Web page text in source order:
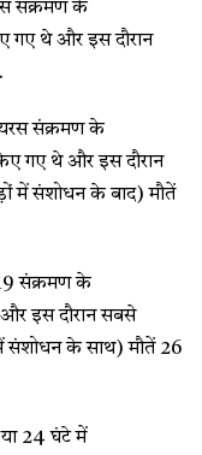
संक्रमण के
गए थे और इस दौरान
संक्रमण के
गए थे और इस दौरान
संशोधन के बाद) मौतें
संक्रमण के
इस दौरान सबसे
संशोधन के साथ) मौतें 26
24 घंटे में